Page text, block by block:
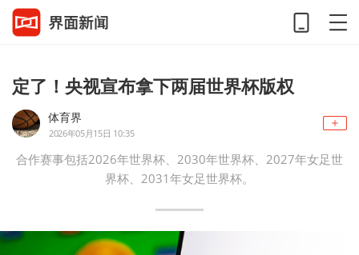
定了！央视宣布拿下两届世界杯版权
体育界
2026年05月15日 10:35
合作赛事包括2026年世界杯、2030年世界杯、2027年女足世
界杯、2031年女足世界杯。